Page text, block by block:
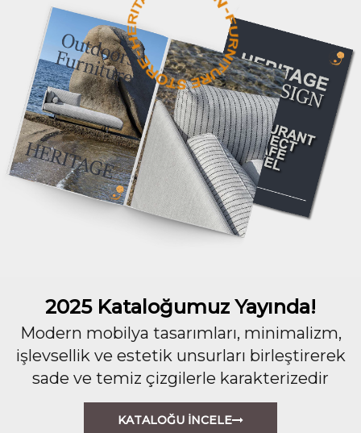
2025 Kataloğumuz Yayında!
Modern mobilya tasarımları, minimalizm,
işlevsellik ve estetik unsurları birleştirerek
sade ve temiz çizgilerle karakterizedir
KATALOĞU İNCELE